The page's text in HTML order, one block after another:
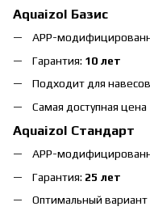
Aquaizol Базис
APP-
Гарантия: 10 лет
Подходит для
Самая доступная цена
Aquaizol Стандарт
APP-
Гарантия: 25 лет
Оптимальный